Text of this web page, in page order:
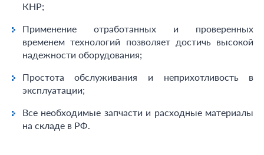
КНР;
Применение отработанных и проверенных
временем технологий позволяет достичь высокой
надежности оборудования;
Простота обслуживания и неприхотливость в
эксплуатации;
Все необходимые запчасти и расходные материалы
на складе в РФ.